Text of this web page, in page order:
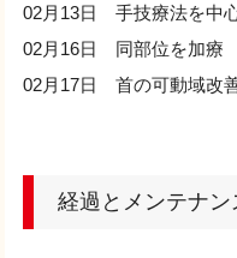
02月13日 手技療法を中
02月16日 同部位を加療
02月17日 首の可動域改
経過とメンテナン